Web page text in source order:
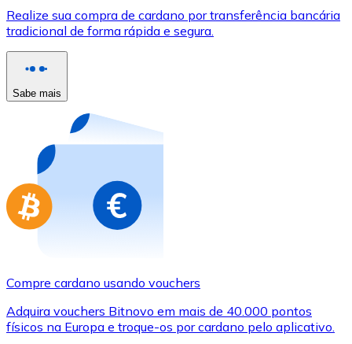
Use cartões Visa e Mastercard para comprar
Comprar com cartão
Compre cartões-presente das suas marcas favoritas
Ir para a loja de cartões-presente
Realize sua compra de cardano por transferência bancária
tradicional de forma rápida e segura.
Sabe mais
Compre cardano usando vouchers
Adquira vouchers Bitnovo em mais de 40.000 pontos
físicos na Europa e troque-os por cardano pelo aplicativo.